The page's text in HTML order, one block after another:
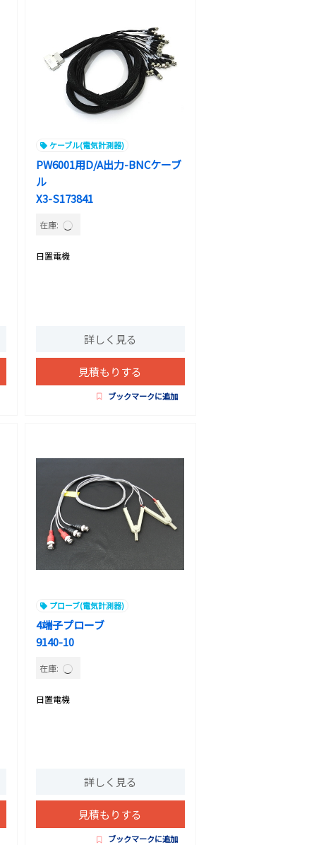
ケーブル(電気計測器)
PW6001用D/A出力-BNCケーブ
ル
X3-S173841
在庫:
日置電機
詳しく見る
見積もりする
ブックマークに追加
プローブ(電気計測器)
4端子プローブ
9140-10
在庫:
日置電機
詳しく見る
見積もりする
ブックマークに追加